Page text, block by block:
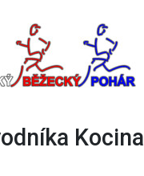
Kocina